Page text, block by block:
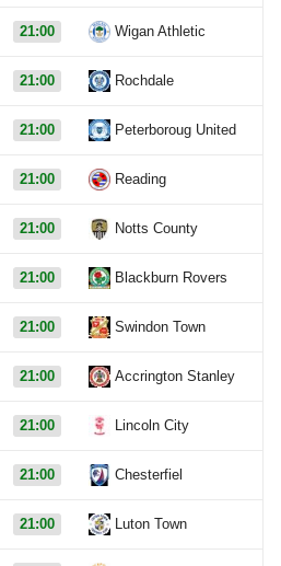
21:00 Wigan Athletic
21:00 Rochdale
21:00 Peterboroug United
21:00 Reading
21:00 Notts County
21:00 Blackburn Rovers
21:00 Swindon Town
21:00 Accrington Stanley
21:00 Lincoln City
21:00 Chesterfiel
21:00 Luton Town